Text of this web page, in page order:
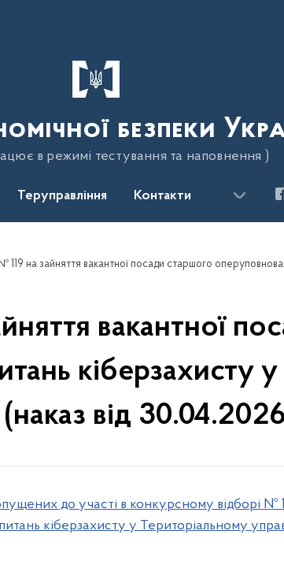
безпеки
в режимі тестування та наповнення )
Теруправління Контакти
вакантної
кіберзахисту у
(наказ від
до участі в конкурсному відборі №
кіберзахисту у Територіальному